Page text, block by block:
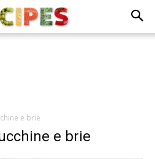
e brie
e brie